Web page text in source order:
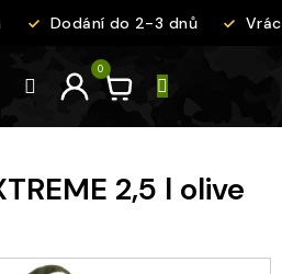
Dodání do 2-3 dnů
2,5 l olive